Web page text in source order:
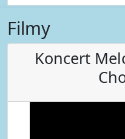
Filmy
Koncert